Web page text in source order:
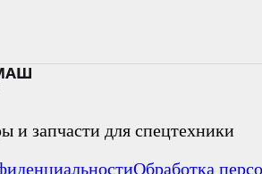
и запчасти для спецтехники
Обработка